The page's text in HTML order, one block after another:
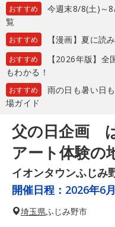
おすすめ
今週末8/8(土)～
覧
おすすめ 【漫画】夏に読
おすすめ
【2026年版】
もわかる！
おすすめ
雨の日も暑い日
場ガイド
父の日企画
アート体験の
イオンタウンふじ
開催日程： 2026年6
埼玉県ふじみ野市